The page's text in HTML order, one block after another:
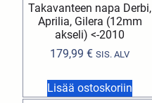
Takavanteen napa Derbi,
Aprilia, Gilera (12mm
akseli) <-2010
179,99€ SIS. ALV
Lisää ostoskoriin